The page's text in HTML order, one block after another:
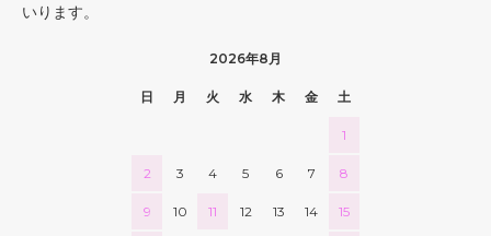
いります。
2026年8月
日 月 火 水 木 金 土
1
2 3 4 5 6 7 8
9 10 11 12 13 14 15